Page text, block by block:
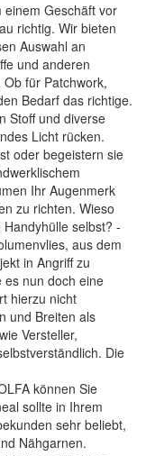
einem Geschäft vor
richtig. Wir bieten
Auswahl an
und anderen
für Patchwork,
Bedarf das richtige.
Stoff und diverse
Licht rücken.
oder begeistern sie
Ihr Augenmerk
zu richten. Wieso
selbst? -
, aus dem
in Angriff zu
es nun doch eine
hierzu nicht
und Breiten als
Versteller,
Die
können Sie
sollte in Ihrem
sehr beliebt,
Nähgarnen.